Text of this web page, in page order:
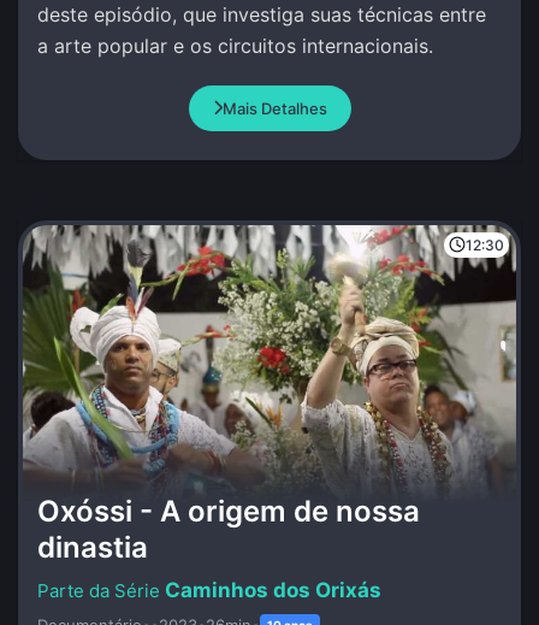
deste episódio, que investiga suas técnicas entre
a arte popular e os circuitos internacionais.
Mais Detalhes
12:30
Oxóssi - A origem de nossa
dinastia
Caminhos dos Orixás